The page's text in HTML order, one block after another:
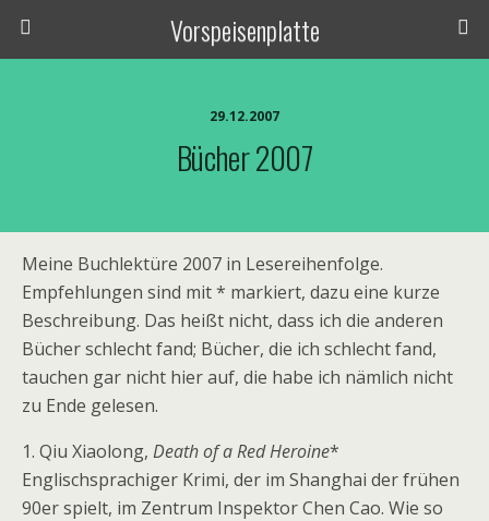
Vorspeisenplatte
29.12.2007
Bücher 2007
Meine Buchlektüre 2007 in Lesereihenfolge.
Empfehlungen sind mit * markiert, dazu eine kurze
Beschreibung. Das heißt nicht, dass ich die anderen
Bücher schlecht fand; Bücher, die ich schlecht fand,
tauchen gar nicht hier auf, die habe ich nämlich nicht
zu Ende gelesen.
1. Qiu Xiaolong, Death of a Red Heroine*
Englischsprachiger Krimi, der im Shanghai der frühen
90er spielt, im Zentrum Inspektor Chen Cao. Wie so